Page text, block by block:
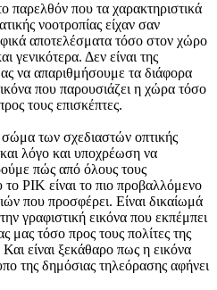
παρελθόν που τα χαρακτηριστικά
νοοτροπίας είχαν σαν
αποτελέσματα τόσο στον χώρο
γενικότερα. Δεν είναι της
να απαριθμήσουμε τα διάφορα
που παρουσιάζει η χώρα τόσο
τους επισκέπτες.
των σχεδιαστών οπτικής
λόγο και υποχρέωση να
πώς από όλους τους
ΡΙΚ είναι το πιο προβαλλόμενο
που προσφέρει. Είναι δικαίωμά
γραφιστική εικόνα που εκπέμπει
μας τόσο προς τους πολίτες της
είναι ξεκάθαρο πως η εικόνα
της δημόσιας τηλεόρασης αφήνει